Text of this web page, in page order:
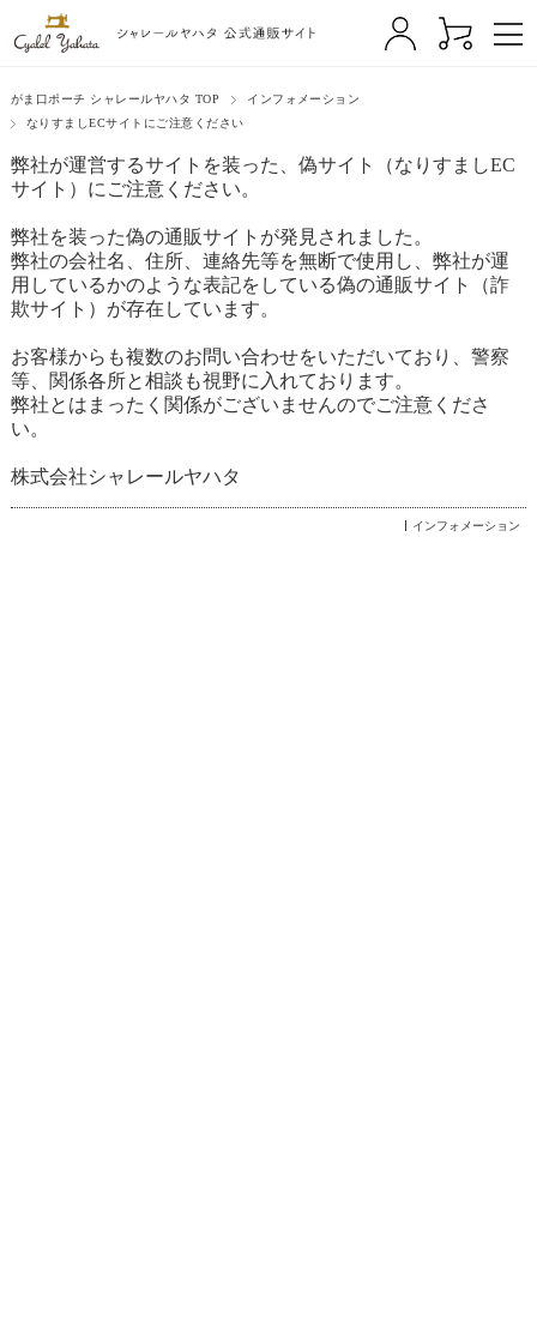
がま口ポーチ シャレールヤハタ TOP
インフォメーション
なりすましECサイトにご注意ください
弊社が運営するサイトを装った、偽サイト（なりすましEC
サイト）にご注意ください。
弊社を装った偽の通販サイトが発見されました。
弊社の会社名、住所、連絡先等を無断で使用し、弊社が運
用しているかのような表記をしている偽の通販サイト（詐
欺サイト）が存在しています。
お客様からも複数のお問い合わせをいただいており、警察
等、関係各所と相談も視野に入れております。
弊社とはまったく関係がございませんのでご注意くださ
い。
株式会社シャレールヤハタ
インフォメーション